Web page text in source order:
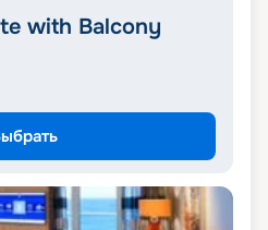
with Balcony